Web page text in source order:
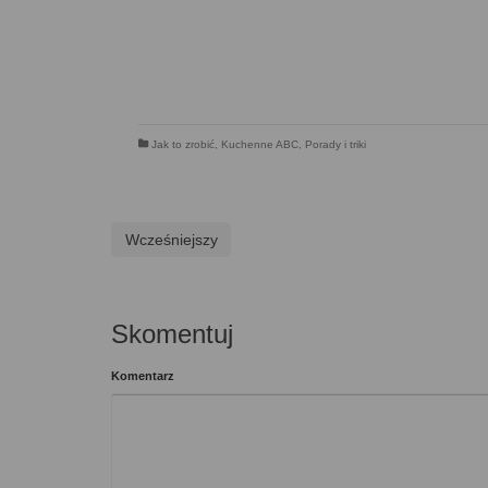
Jak to zrobić Kuchenne ABC Porady i triki
Wcześniejszy
Skomentuj
Komentarz